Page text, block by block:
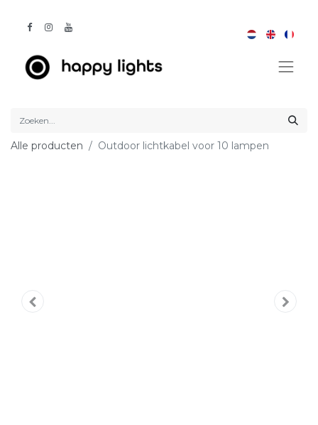
Alle producten Outdoor lichtkabel voor 10 lampen